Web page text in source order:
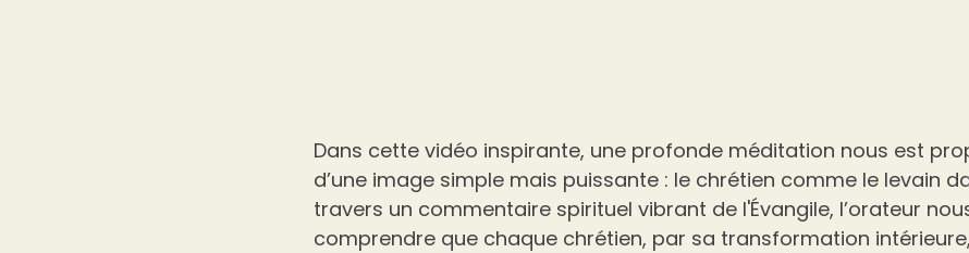
Dans cette vidéo inspirante, une profonde méditation nous est
d’une image simple mais puissante : le chrétien comme le levain
travers un commentaire spirituel vibrant de l'Évangile, l’orateur
comprendre que chaque chrétien, par sa transformation